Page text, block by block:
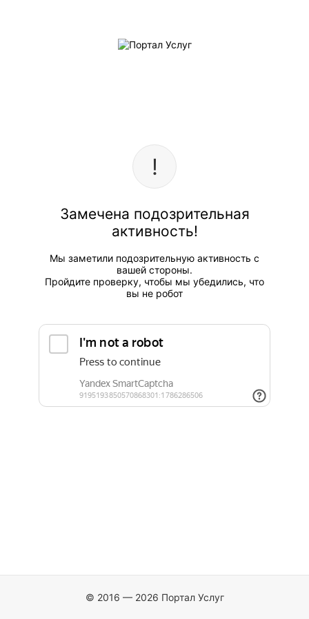
Замечена подозрительная
активность!
Мы заметили подозрительную активность с
вашей стороны.
Пройдите проверку, чтобы мы убедились, что
вы не робот
© 2016 — 2026 Портал Услуг